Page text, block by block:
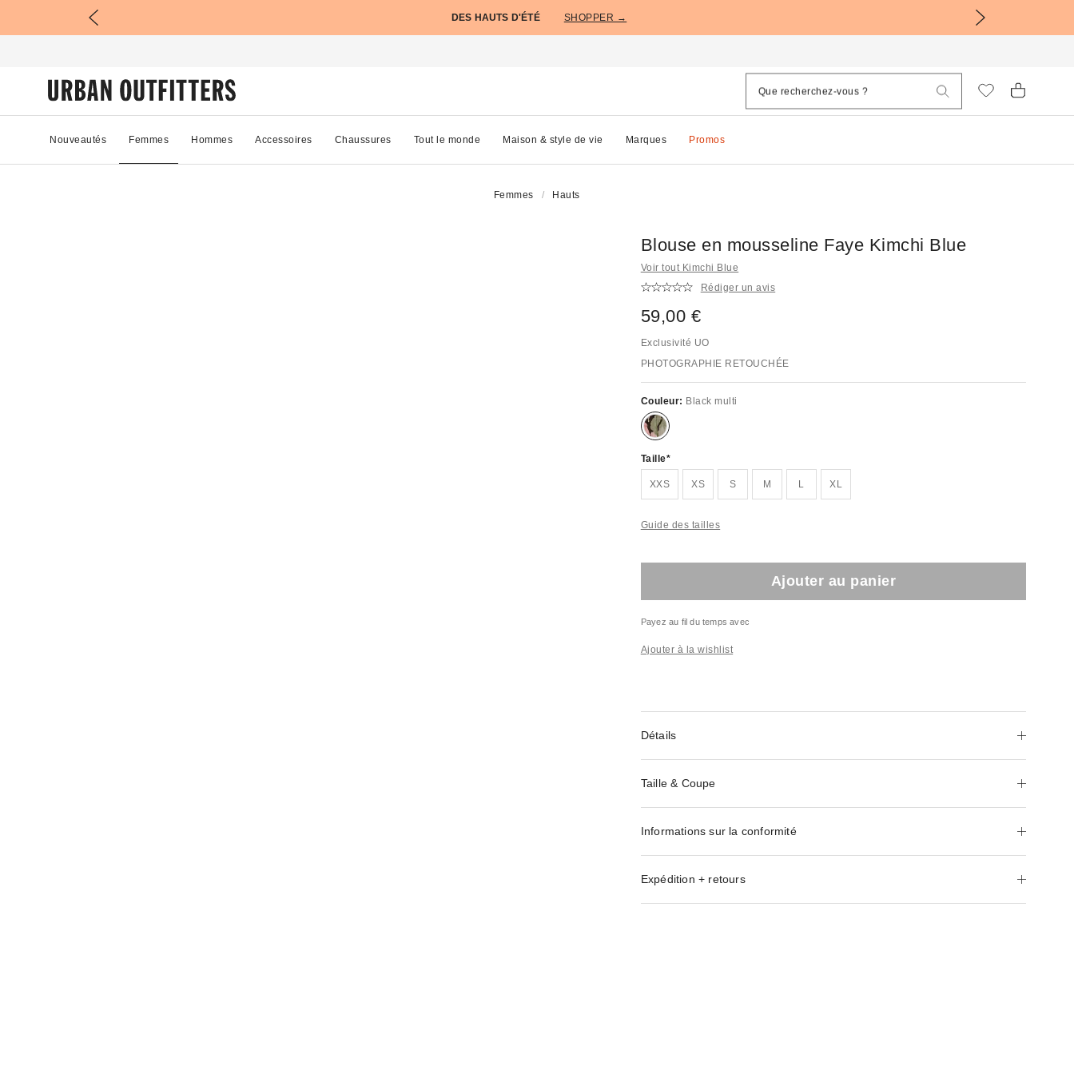
DES HAUTS D'ÉTÉ SHOPPER →
Nouveautés Femmes Hommes Accessoires Chaussures Tout le monde Maison & style de vie Marques Promos
Femmes Hauts
Blouse en mousseline Faye Kimchi Blue
Voir tout Kimchi Blue
Rédiger un avis
59,00 €
Exclusivité UO
PHOTOGRAPHIE RETOUCHÉE
Couleur: Black multi
Taille
XXS XS S M L XL
Guide des tailles
Ajouter au panier
Payez au fil du temps avec
Ajouter à la wishlist
Détails
Taille & Coupe
Informations sur la conformité
Expédition + retours